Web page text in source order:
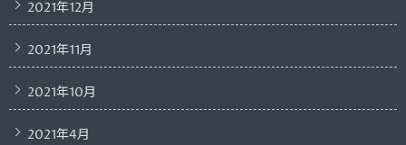
2021年12月
2021年11月
2021年10月
2021年4月